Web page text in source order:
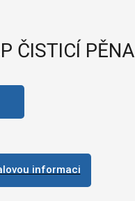
ČISTICÍ PĚNA
informaci